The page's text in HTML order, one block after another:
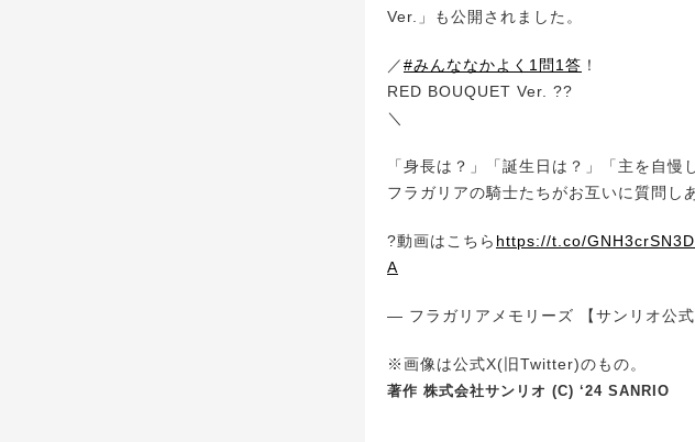
Ver.」も公開されました。
／#みんななかよく1問1答 ！
RED BOUQUET Ver. ??
＼
「身長は？」「誕生日は？」「主を自慢
フラガリアの騎士たちがお互いに質問し
?動画はこちら https://t.co/GNH3crSN3D
A
— フラガリアメモリーズ 【サンリオ公
※画像は公式X(旧Twitter)のもの。
著作 株式会社サンリオ (C) ‘24 SANRIO